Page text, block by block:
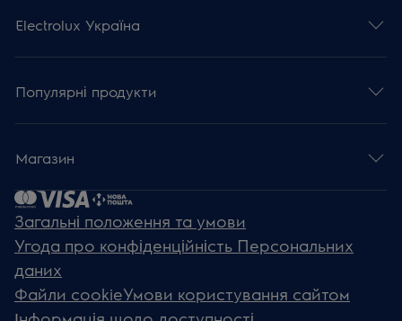
Electrolux Україна
Популярні продукти
Магазин
Загальні положення та умови
Угода про конфіденційність Персональних
даних
Файли cookieУмови користування сайтом